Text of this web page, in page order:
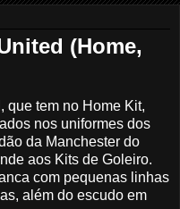
(Home,
que tem no Home Kit,
nos uniformes dos
da Manchester do
aos Kits de Goleiro.
com pequenas linhas
além do escudo em